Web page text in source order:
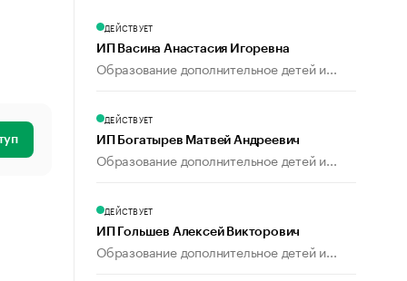
ДЕЙСТВУЕТ
ИП Васина Анастасия Игоревна
Образование дополнительное детей и...
ДЕЙСТВУЕТ
ИП Богатырев Матвей Андреевич
Образование дополнительное детей и...
ДЕЙСТВУЕТ
ИП Гольшев Алексей Викторович
Образование дополнительное детей и...